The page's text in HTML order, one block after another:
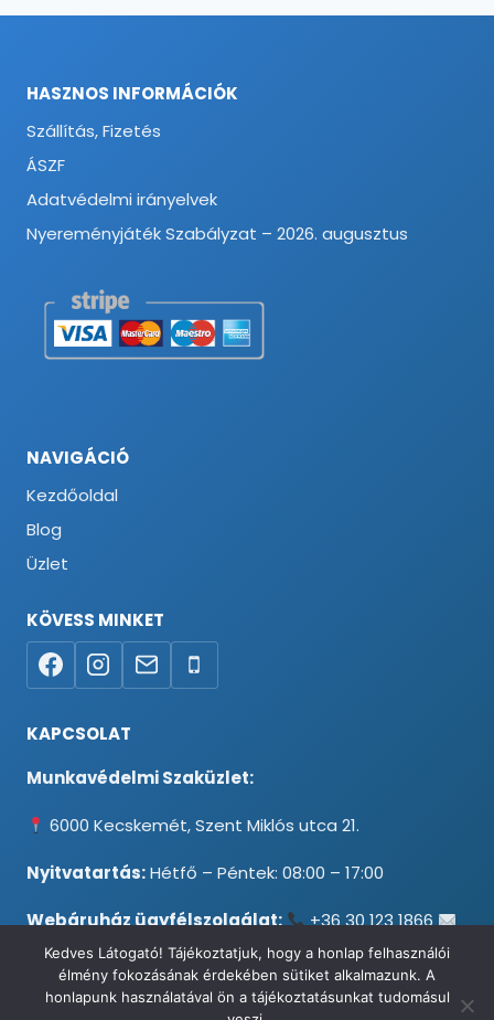
HASZNOS INFORMÁCIÓK
Szállítás, Fizetés
ÁSZF
Adatvédelmi irányelvek
Nyereményjáték Szabályzat – 2026. augusztus
NAVIGÁCIÓ
Kezdőoldal
Blog
Üzlet
KÖVESS MINKET
KAPCSOLAT
Munkavédelmi Szaküzlet:
6000 Kecskemét, Szent Miklós utca 21.
Nyitvatartás:Hétfő – Péntek: 08:00 – 17:00
Webáruház ügyfélszolgálat:
+36 30 123 1866
info@testpancel.hu
Kedves Látogató! Tájékoztatjuk, hogy a honlap felhasználói
élmény fokozásának érdekében sütiket alkalmazunk. A
honlapunk használatával ön a tájékoztatásunkat tudomásul